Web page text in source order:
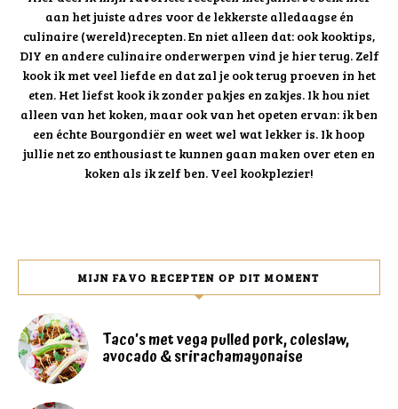
aan het juiste adres voor de lekkerste alledaagse én
culinaire (wereld)recepten. En niet alleen dat: ook kooktips,
DIY en andere culinaire onderwerpen vind je hier terug. Zelf
kook ik met veel liefde en dat zal je ook terug proeven in het
eten. Het liefst kook ik zonder pakjes en zakjes. Ik hou niet
alleen van het koken, maar ook van het opeten ervan: ik ben
een échte Bourgondiër en weet wel wat lekker is. Ik hoop
jullie net zo enthousiast te kunnen gaan maken over eten en
koken als ik zelf ben. Veel kookplezier!
MIJN FAVO RECEPTEN OP DIT MOMENT
Taco’s met vega pulled pork, coleslaw,
avocado & srirachamayonaise